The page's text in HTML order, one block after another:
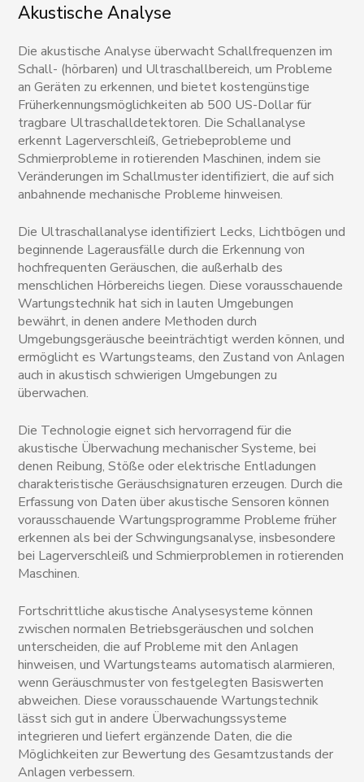
Akustische Analyse
Die akustische Analyse überwacht Schallfrequenzen im
Schall- (hörbaren) und Ultraschallbereich, um Probleme
an Geräten zu erkennen, und bietet kostengünstige
Früherkennungsmöglichkeiten ab 500 US-Dollar für
tragbare Ultraschalldetektoren. Die Schallanalyse
erkennt Lagerverschleiß, Getriebeprobleme und
Schmierprobleme in rotierenden Maschinen, indem sie
Veränderungen im Schallmuster identifiziert, die auf sich
anbahnende mechanische Probleme hinweisen.
Die Ultraschallanalyse identifiziert Lecks, Lichtbögen und
beginnende Lagerausfälle durch die Erkennung von
hochfrequenten Geräuschen, die außerhalb des
menschlichen Hörbereichs liegen. Diese vorausschauende
Wartungstechnik hat sich in lauten Umgebungen
bewährt, in denen andere Methoden durch
Umgebungsgeräusche beeinträchtigt werden können, und
ermöglicht es Wartungsteams, den Zustand von Anlagen
auch in akustisch schwierigen Umgebungen zu
überwachen.
Die Technologie eignet sich hervorragend für die
akustische Überwachung mechanischer Systeme, bei
denen Reibung, Stöße oder elektrische Entladungen
charakteristische Geräuschsignaturen erzeugen. Durch die
Erfassung von Daten über akustische Sensoren können
vorausschauende Wartungsprogramme Probleme früher
erkennen als bei der Schwingungsanalyse, insbesondere
bei Lagerverschleiß und Schmierproblemen in rotierenden
Maschinen.
Fortschrittliche akustische Analysesysteme können
zwischen normalen Betriebsgeräuschen und solchen
unterscheiden, die auf Probleme mit den Anlagen
hinweisen, und Wartungsteams automatisch alarmieren,
wenn Geräuschmuster von festgelegten Basiswerten
abweichen. Diese vorausschauende Wartungstechnik
lässt sich gut in andere Überwachungssysteme
integrieren und liefert ergänzende Daten, die die
Möglichkeiten zur Bewertung des Gesamtzustands der
Anlagen verbessern.